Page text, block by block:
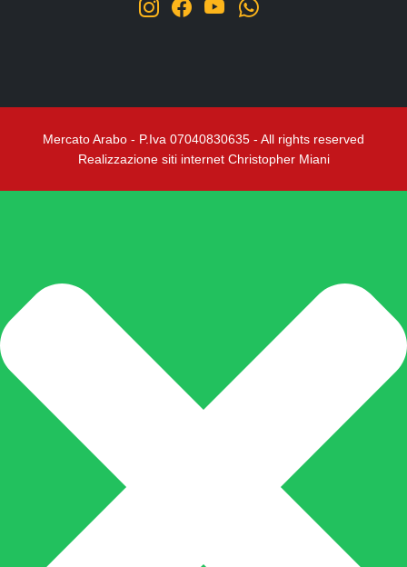
Mercato Arabo - P.Iva 07040830635 - All rights reserved
Realizzazione siti internet Christopher Miani